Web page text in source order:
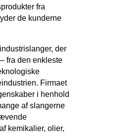
fra
de kunderne
der
fra den enkleste
Firmaet
i henhold
af slangerne
kemikalier, olier,